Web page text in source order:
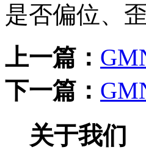
是否偏位、
上一篇：
下一篇：
关于我们